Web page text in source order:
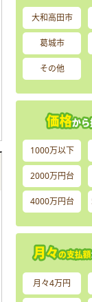
大和高田市
葛城市
その他
1000万以下
2000万円台
4000万円台
月々4万円